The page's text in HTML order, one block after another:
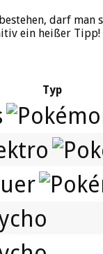
darf
ein heißer Tipp!
Typ